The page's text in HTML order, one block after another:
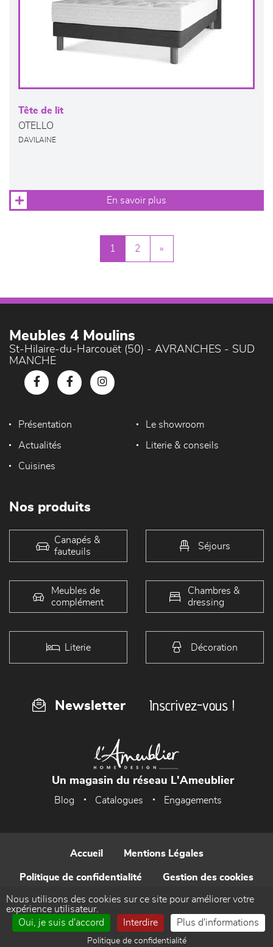
Tête de lit
OTELLO
DAVILAINE
En savoir plus
1 2 »
Meubles 4 Moulins
St-Hilaire-du-Harcouët (50) - AVRANCHES - SUD
MANCHE
Présentation Le showroom
Actualités Literie & conseils
Cuisines
Nos produits
Canapés &
fauteuils
Séjours
Meubles de
complément
Chambres &
dressing
Literie Décoration
Newsletter Inscrivez-vous !
Un magasin du réseau L'Ameublier
Blog Catalogues Engagements
Accueil Mentions Légales
Politique de confidentialité Gestion des cookies
Contact
Réalisé par WEB Enseignes
Nous utilisons des cookies sur ce site pour améliorer votre
expérience utilisateur.
Oui, je suis d'accord
Interdire Plus d'informations
Politique de confidentialité